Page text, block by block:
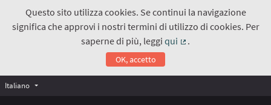
Questo sito utilizza cookies. Se continui la navigazione
significa che approvi i nostri termini di utilizzo di cookies. Per
saperne di più, leggiqui
.
OK, accetto
Italiano Choose language